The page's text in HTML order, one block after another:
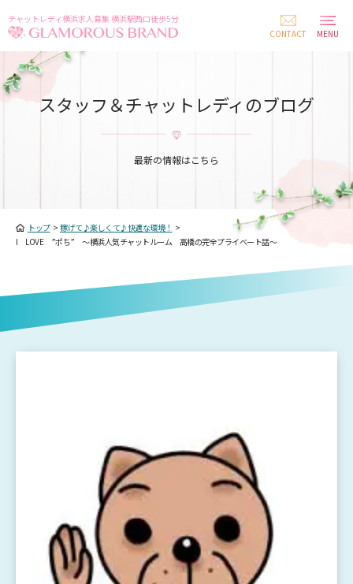
チャットレディ横浜求人募集 横浜駅西口徒歩5分
CONTACT
MENU
スタッフ＆チャットレディのブログ
最新の情報はこちら
トップ> 稼げて♪楽しくて♪快適な環境！ >
I LOVE ”ポち” ～横浜人気チャットルーム 高橋の完全プライベート話～